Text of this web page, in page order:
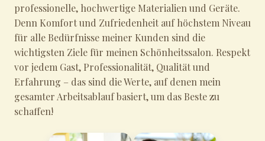
professionelle, hochwertige Materialien und Geräte.
Denn Komfort und Zufriedenheit auf höchstem Niveau
für alle Bedürfnisse meiner Kunden sind die
wichtigsten Ziele für meinen Schönheitssalon. Respekt
vor jedem Gast, Professionalität, Qualität und
Erfahrung – das sind die Werte, auf denen mein
gesamter Arbeitsablauf basiert, um das Beste zu
schaffen!